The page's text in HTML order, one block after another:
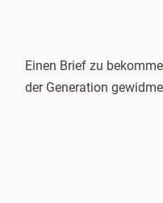
Einen Brief zu
der Generation